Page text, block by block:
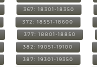
367: 18301-18350
372: 18551-18600
377: 18801-18850
382: 19051-19100
387: 19301-19350